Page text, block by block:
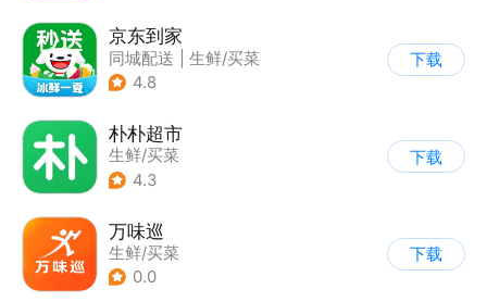
京东到家
同城配送
生鲜/买菜
4.8
下载
朴朴超市
生鲜/买菜
4.3
下载
万味巡
生鲜/买菜
0.0
下载